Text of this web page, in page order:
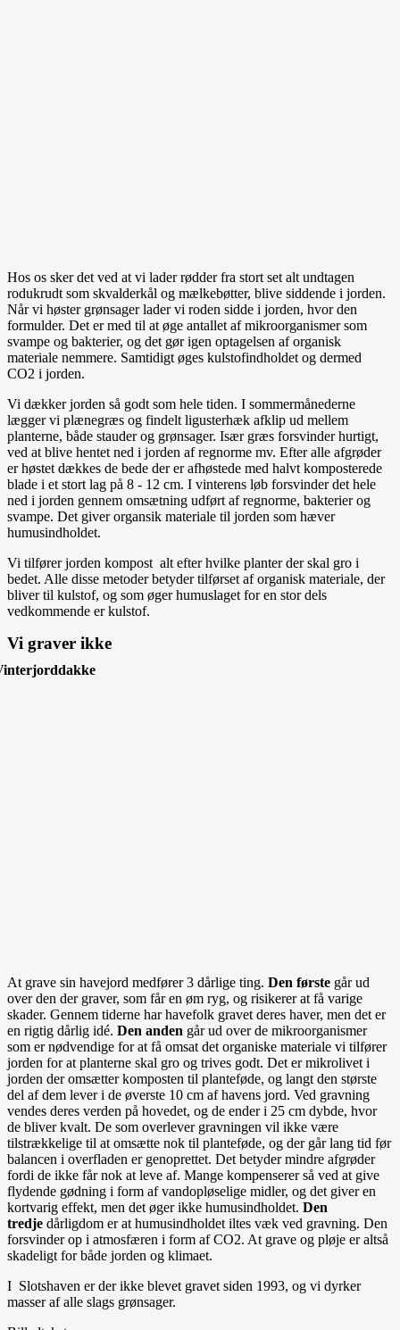
Hos os sker det ved at vi lader rødder fra stort set alt undtagen
rodukrudt som skvalderkål og mælkebøtter, blive siddende i jorden.
Når vi høster grønsager lader vi roden sidde i jorden, hvor den
formulder. Det er med til at øge antallet af mikroorganismer som
svampe og bakterier, og det gør igen optagelsen af organisk
materiale nemmere. Samtidigt øges kulstofindholdet og dermed
CO2 i jorden.
Vi dækker jorden så godt som hele tiden. I sommermånederne
lægger vi plænegræs og findelt ligusterhæk afklip ud mellem
planterne, både stauder og grønsager. Især græs forsvinder hurtigt,
ved at blive hentet ned i jorden af regnorme mv. Efter alle afgrøder
er høstet dækkes de bede der er afhøstede med halvt komposterede
blade i et stort lag på 8 - 12 cm. I vinterens løb forsvinder det hele
ned i jorden gennem omsætning udført af regnorme, bakterier og
svampe. Det giver organsik materiale til jorden som hæver
humusindholdet.
Vi tilfører jorden kompost alt efter hvilke planter der skal gro i
bedet. Alle disse metoder betyder tilførset af organisk materiale, der
bliver til kulstof, og som øger humuslaget for en stor dels
vedkommende er kulstof.
Vi graver ikke
At grave sin havejord medfører 3 dårlige ting. Den første går ud
over den der graver, som får en øm ryg, og risikerer at få varige
skader. Gennem tiderne har havefolk gravet deres haver, men det er
en rigtig dårlig idé. Den anden går ud over de mikroorganismer
som er nødvendige for at få omsat det organiske materiale vi tilfører
jorden for at planterne skal gro og trives godt. Det er mikrolivet i
jorden der omsætter komposten til planteføde, og langt den største
del af dem lever i de øverste 10 cm af havens jord. Ved gravning
vendes deres verden på hovedet, og de ender i 25 cm dybde, hvor
de bliver kvalt. De som overlever gravningen vil ikke være
tilstrækkelige til at omsætte nok til planteføde, og der går lang tid før
balancen i overfladen er genoprettet. Det betyder mindre afgrøder
fordi de ikke får nok at leve af. Mange kompenserer så ved at give
flydende gødning i form af vandopløselige midler, og det giver en
kortvarig effekt, men det øger ikke humusindholdet. Den
tredje dårligdom er at humusindholdet iltes væk ved gravning. Den
forsvinder op i atmosfæren i form af CO2. At grave og pløje er altså
skadeligt for både jorden og klimaet.
I Slotshaven er der ikke blevet gravet siden 1993, og vi dyrker
masser af alle slags grønsager.